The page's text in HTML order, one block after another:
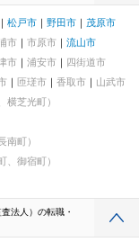
松戸市 野田市
茂原市
市 市原市
流山市
市 浦安市
四街道市
匝瑳市 香取市
山武市
横芝光町）
南町）
、御宿町）
法人）の転職・